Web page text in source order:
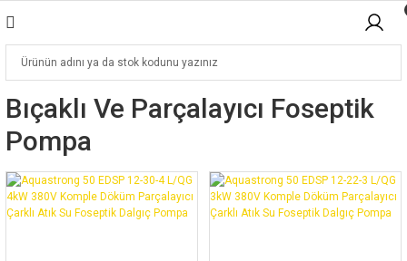
Bıçaklı Ve Parçalayıcı Foseptik
Pompa